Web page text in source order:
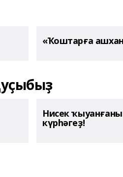
«Ҡоштарға
Нисек
күрһәгеҙ!